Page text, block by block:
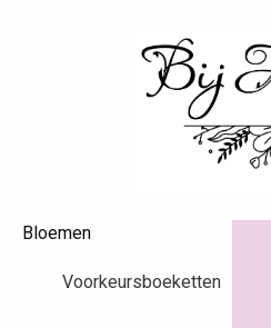
Bloemen
Voorkeursboeketten